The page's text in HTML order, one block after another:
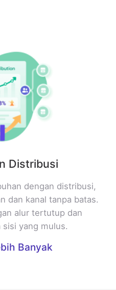
Distribusi
dengan distribusi,
dan kanal tanpa batas.
alur tertutup dan
yang mulus.
Banyak